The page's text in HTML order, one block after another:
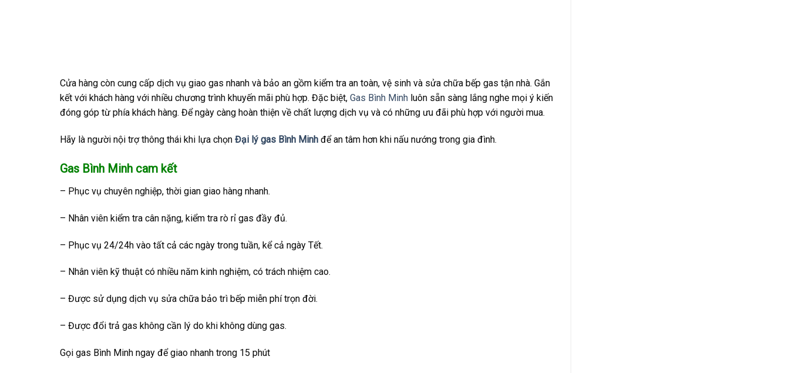
Cửa hàng còn cung cấp dịch vụ giao gas nhanh và bảo an gồm kiểm tra an toàn, vệ sinh và sửa chữa bếp gas tận nhà. Gắn
kết với khách hàng với nhiều chương trình khuyến mãi phù hợp. Đặc biệt, Gas Bình Minh luôn sẵn sàng lắng nghe mọi ý kiến
đóng góp từ phía khách hàng. Để ngày càng hoàn thiện về chất lượng dịch vụ và có những ưu đãi phù hợp với người mua.
Hãy là người nội trợ thông thái khi lựa chọn Đại lý gas Bình Minh để an tâm hơn khi nấu nướng trong gia đình.
Gas Bình Minh cam kết
– Phục vụ chuyên nghiệp, thời gian giao hàng nhanh.
– Nhân viên kiểm tra cân nặng, kiểm tra rò rỉ gas đầy đủ.
– Phục vụ 24/24h vào tất cả các ngày trong tuần, kể cả ngày Tết.
– Nhân viên kỹ thuật có nhiều năm kinh nghiệm, có trách nhiệm cao.
– Được sử dụng dịch vụ sửa chữa bảo trì bếp miễn phí trọn đời.
– Được đổi trả gas không cần lý do khi không dùng gas.
Gọi gas Bình Minh ngay để giao nhanh trong 15 phút